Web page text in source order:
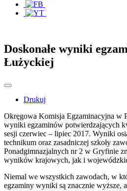
Doskonałe wyniki
Łużyckiej
Drukuj
Okręgowa Komisja Egzaminacyjna w
wyniki egzaminów potwierdzających
sesji czerwiec – lipiec 2017. Wyniki
technikum oraz zasadniczej szkoły
Ponadgimnazjalnych nr 2 w Gryfinie
wyników krajowych, jak i
Niemal we wszystkich zawodach, w
egzaminy wyniki są znacznie wyższe,